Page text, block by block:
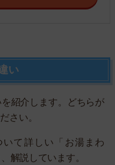
い
紹介します。どちらが
さい。
て詳しい「お湯まわ
解説しています。